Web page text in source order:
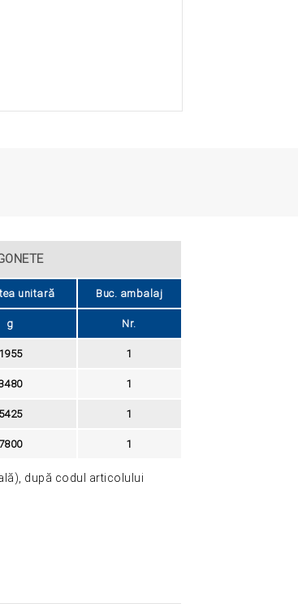
unitară Buc. ambalaj
g Nr.
1955 1
1
5425 1
7800 1
după codul articolului